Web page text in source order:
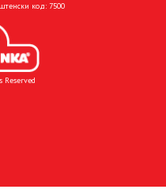
код: 7500
Reserved